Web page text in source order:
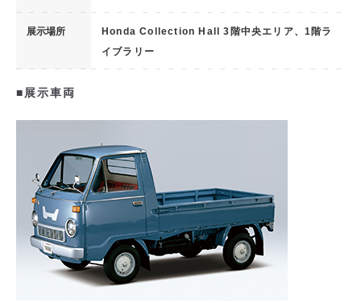
展示場所 Honda Collection Hall 3階中央エリア、1階ラ
イブラリー
■展示車両